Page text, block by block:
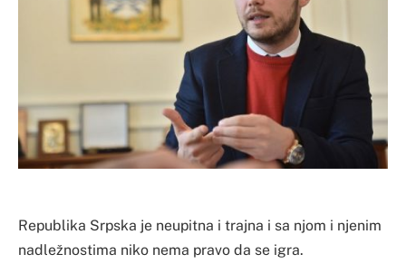
Republika Srpska je neupitna i trajna i sa njom i njenim
nadležnostima niko nema pravo da se igra.